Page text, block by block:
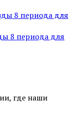
8 периода для
8 периода для
где наши